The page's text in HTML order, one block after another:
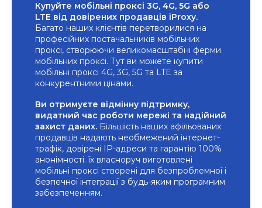
Купуйте мобільні проксі 3G, 4G, 5G або
LTE від довірених продавців iProxy.
Багато наших клієнтів перетворилися на
професійних постачальників мобільних
проксі, створюючи великомасштабні ферми
мобільних проксі. Тут ви можете купити
мобільні проксі 4G, 3G, 5G та LTE за
конкурентними цінами.
Ви отримуєте відмінну підтримку,
видатний час роботи мережі та надійний
захист даних. Більшість наших афільованих
продавців надають необмежений інтернет-
трафік, довірені IP-адреси та гарантію 100%
анонімності. їх власноруч виготовлені
мобільні проксі створені для безпроблемної і
безпечної інтеграції з будь-яким програмним
забезпеченням.